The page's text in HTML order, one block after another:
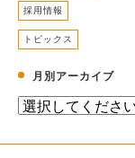
採用情報
トピックス
月別アーカイブ